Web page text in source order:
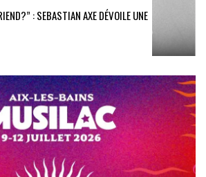
: SEBASTIAN AXE DÉVOILE UNE